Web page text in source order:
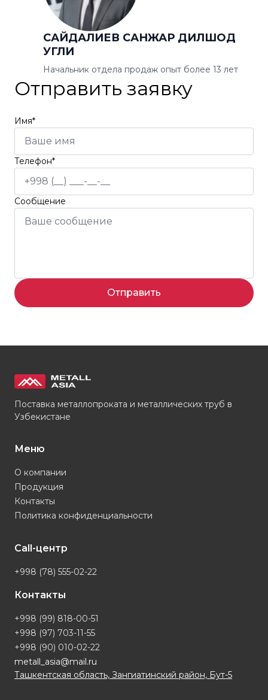
САЙДАЛИЕВ САНЖАР ДИЛШОД
УГЛИ
Начальник отдела продаж опыт более 13 лет
Отправить заявку
Имя*
Телефон*
Сообщение
Отправить
Поставка металлопроката и металлических труб в
Узбекистане
Меню
О компании
Продукция
Контакты
Политика конфиденциальности
Call-центр
+998 (78) 555-02-22
Контакты
+998 (99) 818-00-51
+998 (97) 703-11-55
+998 (90) 010-02-22
metall_asia@mail.ru
Ташкентская область, Зангиатинский район, Бут-5